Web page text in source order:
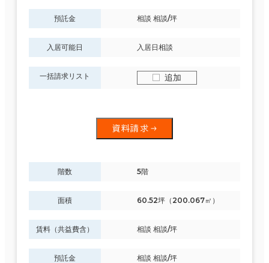
預託金 相談 相談/坪
入居可能日 入居日相談
一括請求リスト 追加
資料請求
階数 5階
面積 60.52坪（200.067㎡）
賃料（共益費含） 相談 相談/坪
預託金 相談 相談/坪